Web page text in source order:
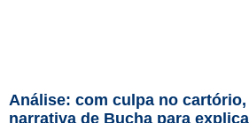
Análise: com culpa no
narrativa de Bucha para